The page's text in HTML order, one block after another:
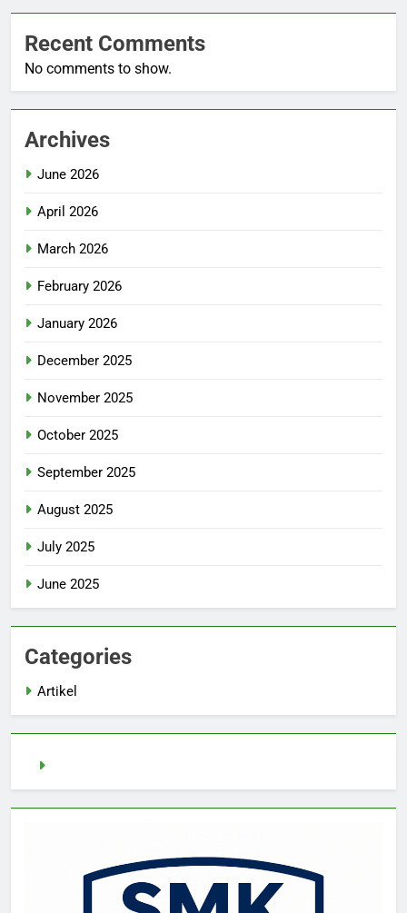
Recent Comments
No comments to show.
Archives
June 2026
April 2026
March 2026
February 2026
January 2026
December 2025
November 2025
October 2025
September 2025
August 2025
July 2025
June 2025
Categories
Artikel